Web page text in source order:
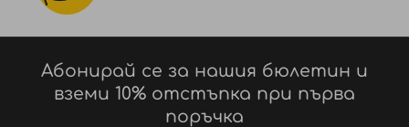
Абонирай се за нашия бюлетин и
вземи 10% отстъпка при първа
поръчка